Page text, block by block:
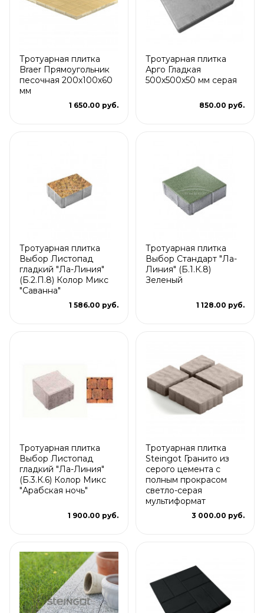
Тротуарная плитка
Braer Прямоугольник
песочная 200х100х60
мм
1 650.00 руб.
Тротуарная плитка
Арго Гладкая
500x500x50 мм серая
850.00 руб.
Тротуарная плитка
Выбор Листопад
гладкий "Ла-Линия"
(Б.2.П.8) Колор Микс
"Саванна"
1 586.00 руб.
Тротуарная плитка
Выбор Стандарт "Ла-
Линия" (Б.1.К.8)
Зеленый
1 128.00 руб.
Тротуарная плитка
Выбор Листопад
гладкий "Ла-Линия"
(Б.3.К.6) Колор Микс
"Арабская ночь"
1 900.00 руб.
Тротуарная плитка
Steingot Гранито из
серого цемента с
полным прокрасом
светло-серая
мультиформат
3 000.00 руб.